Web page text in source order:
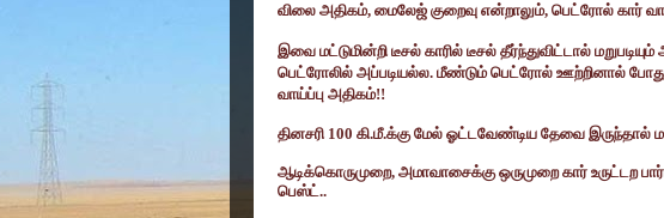
விலை அதிகம், மைலேஜ் குறைவு என்றாலும், பெட்ரோல் கார்
இவை மட்டுமின்றி டீசல் காரில் டீசல் தீர்ந்துவிட்டால்
பெட்ரோலில் அப்படியல்ல. மீண்டும் பெட்ரோல் ஊற்றினால்
வாய்ப்பு அதிகம்!!
தினசரி 100 கி.மீ.க்கு மேல் ஓட்டவேண்டிய தேவை இருந்தால்
ஆடிக்கொருமுறை, அமாவாசைக்கு ஒருமுறை கார் உருட்டற
பெஸ்ட்..